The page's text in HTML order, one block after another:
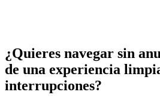
¿Quieres navegar sin
de una experiencia
interrupciones?